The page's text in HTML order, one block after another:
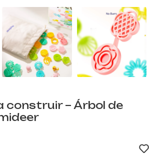
construir – Árbol de